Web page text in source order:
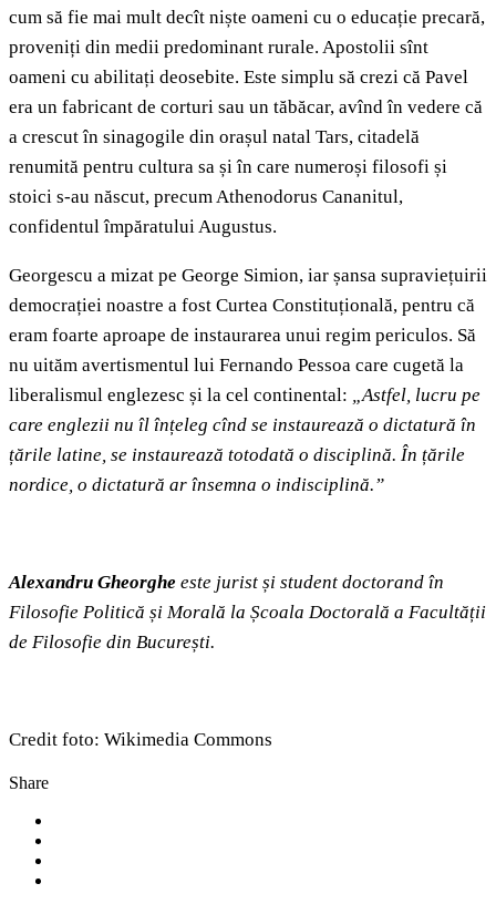
cum să fie mai mult decît niște oameni cu o educație precară,
proveniți din medii predominant rurale. Apostolii sînt
oameni cu abilitați deosebite. Este simplu să crezi că Pavel
era un fabricant de corturi sau un tăbăcar, avînd în vedere că
a crescut în sinagogile din orașul natal Tars, citadelă
renumită pentru cultura sa și în care numeroși filosofi și
stoici s-au născut, precum Athenodorus Cananitul,
confidentul împăratului Augustus.
Georgescu a mizat pe George Simion, iar șansa supraviețuirii
democrației noastre a fost Curtea Constituțională, pentru că
eram foarte aproape de instaurarea unui regim periculos. Să
nu uităm avertismentul lui Fernando Pessoa care cugetă la
liberalismul englezesc și la cel continental: „Astfel, lucru pe
care englezii nu îl înțeleg cînd se instaurează o dictatură în
țările latine, se instaurează totodată o disciplină. În țările
nordice, o dictatură ar însemna o indisciplină.”
Alexandru Gheorghe este jurist și student doctorand în
Filosofie Politică și Morală la Școala Doctorală a Facultății
de Filosofie din București.
Credit foto: Wikimedia Commons
Share